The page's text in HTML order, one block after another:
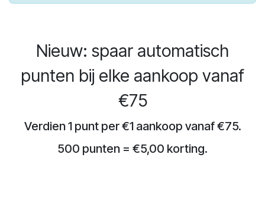
Nieuw: spaar automatisch
punten bij elke aankoop vanaf
€75
Verdien 1 punt per €1 aankoop vanaf €75.
500 punten = €5,00 korting.